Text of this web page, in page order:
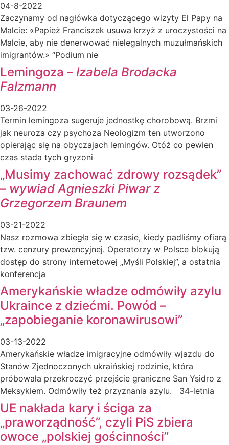
04-8-2022
Zaczynamy od nagłówka dotyczącego wizyty El Papy na
Malcie: «Papież Franciszek usuwa krzyż z uroczystości na
Malcie, aby nie denerwować nielegalnych muzułmańskich
imigrantów.» “Podium nie
Lemingoza – Izabela Brodacka
Falzmann
03-26-2022
Termin lemingoza sugeruje jednostkę chorobową. Brzmi
jak neuroza czy psychoza Neologizm ten utworzono
opierając się na obyczajach lemingów. Otóż co pewien
czas stada tych gryzoni
„Musimy zachować zdrowy rozsądek”
– wywiad Agnieszki Piwar z
Grzegorzem Braunem
03-21-2022
Nasz rozmowa zbiegła się w czasie, kiedy padliśmy ofiarą
tzw. cenzury prewencyjnej. Operatorzy w Polsce blokują
dostęp do strony internetowej „Myśli Polskiej”, a ostatnia
konferencja
Amerykańskie władze odmówiły azylu
Ukraince z dziećmi. Powód –
„zapobieganie koronawirusowi”
03-13-2022
Amerykańskie władze imigracyjne odmówiły wjazdu do
Stanów Zjednoczonych ukraińskiej rodzinie, która
próbowała przekroczyć przejście graniczne San Ysidro z
Meksykiem. Odmówiły też przyznania azylu. 34-letnia
UE nakłada kary i ściga za
„praworządność”, czyli PiS zbiera
owoce „polskiej gościnności”